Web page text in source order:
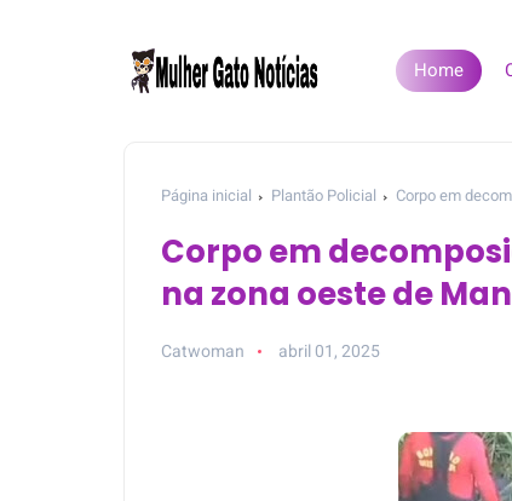
Home
Página inicial Plantão Policial Corpo em
Corpo em
na zona oeste de
Catwoman abril 01, 2025